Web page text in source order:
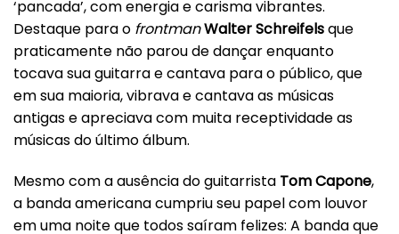
‘pancada’, com energia e carisma vibrantes.
Destaque para o frontmanWalter Schreifelsque
praticamente não parou de dançar enquanto
tocava sua guitarra e cantava para o público, que
em sua maioria, vibrava e cantava as músicas
antigas e apreciava com muita receptividade as
músicas do último álbum.
Mesmo com a ausência do guitarrista Tom Capone,
a banda americana cumpriu seu papel com louvor
em uma noite que todos saíram felizes: A banda que